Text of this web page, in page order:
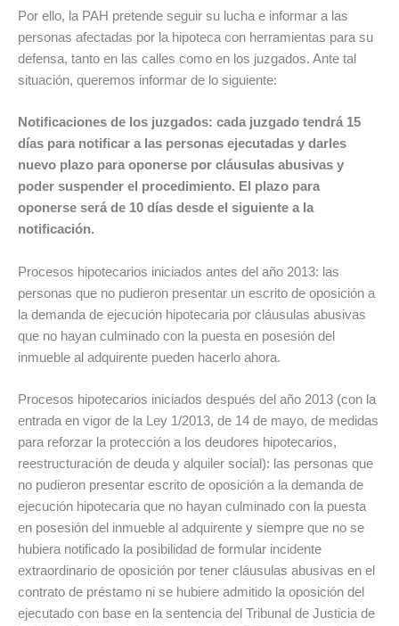
Por ello, la PAH pretende seguir su lucha e informar a las
personas afectadas por la hipoteca con herramientas para su
defensa, tanto en las calles como en los juzgados. Ante tal
situación, queremos informar de lo siguiente:
Notificaciones de los juzgados: cada juzgado tendrá 15
días para notificar a las personas ejecutadas y darles
nuevo plazo para oponerse por cláusulas abusivas y
poder suspender el procedimiento. El plazo para
oponerse será de 10 días desde el siguiente a la
notificación.
Procesos hipotecarios iniciados antes del año 2013: las
personas que no pudieron presentar un escrito de oposición a
la demanda de ejecución hipotecaria por cláusulas abusivas
que no hayan culminado con la puesta en posesión del
inmueble al adquirente pueden hacerlo ahora.
Procesos hipotecarios iniciados después del año 2013 (con la
entrada en vigor de la Ley 1/2013, de 14 de mayo, de medidas
para reforzar la protección a los deudores hipotecarios,
reestructuración de deuda y alquiler social): las personas que
no pudieron presentar escrito de oposición a la demanda de
ejecución hipotecaria que no hayan culminado con la puesta
en posesión del inmueble al adquirente y siempre que no se
hubiera notificado la posibilidad de formular incidente
extraordinario de oposición por tener cláusulas abusivas en el
contrato de préstamo ni se hubiere admitido la oposición del
ejecutado con base en la sentencia del Tribunal de Justicia de